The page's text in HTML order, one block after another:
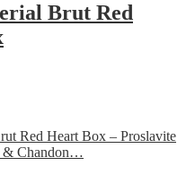
Brut Red
Red Heart Box – Proslavite
& Chandon…